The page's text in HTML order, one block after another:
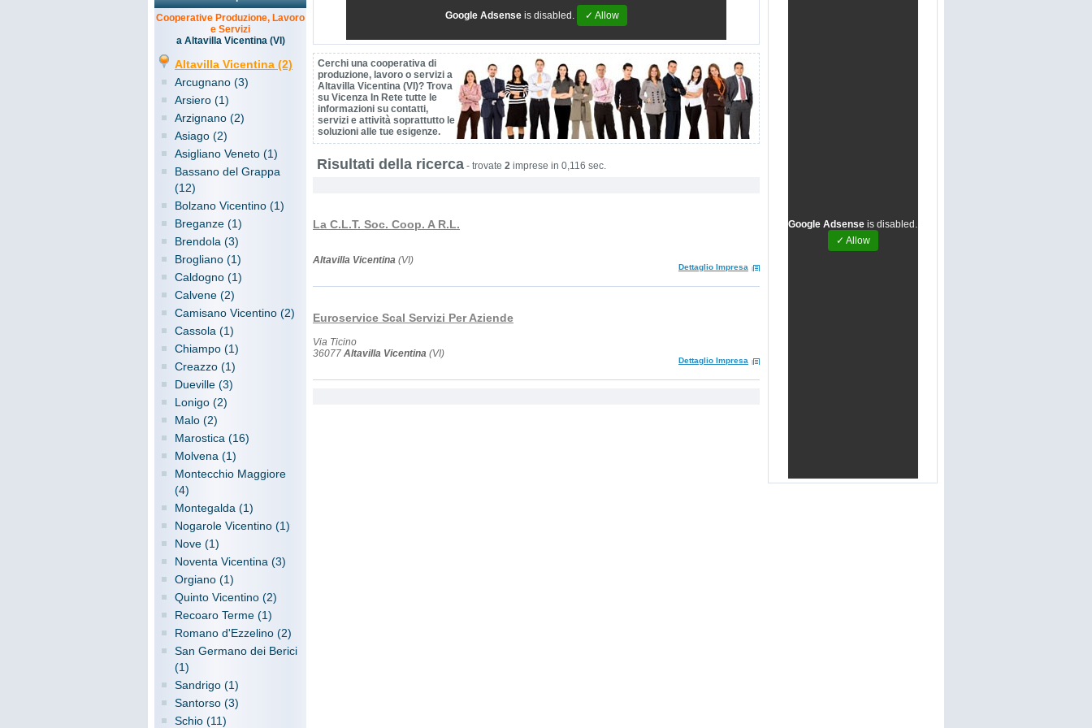
Cooperative Produzione, Lavoro
e Servizi
a Altavilla Vicentina (VI)
Altavilla Vicentina (2)
Arcugnano (3)
Arsiero (1)
Arzignano (2)
Asiago (2)
Asigliano Veneto (1)
Bassano del Grappa
(12)
Bolzano Vicentino (1)
Breganze (1)
Brendola (3)
Brogliano (1)
Caldogno (1)
Calvene (2)
Camisano Vicentino (2)
Cassola (1)
Chiampo (1)
Creazzo (1)
Dueville (3)
Lonigo (2)
Malo (2)
Marostica (16)
Molvena (1)
Montecchio Maggiore
(4)
Montegalda (1)
Nogarole Vicentino (1)
Nove (1)
Noventa Vicentina (3)
Orgiano (1)
Quinto Vicentino (2)
Recoaro Terme (1)
Romano d'Ezzelino (2)
San Germano dei Berici
(1)
Sandrigo (1)
Santorso (3)
Schio (11)
Google Adsense is disabled. ✓ Allow
Cerchi una cooperativa di
produzione, lavoro o servizi a
Altavilla Vicentina (VI)? Trova
su Vicenza In Rete tutte le
informazioni su contatti,
servizi e attività soprattutto le
soluzioni alle tue esigenze.
Risultati della ricerca - trovate 2 imprese in 0,116 sec.
La C.L.T. Soc. Coop. A R.L.
Altavilla Vicentina (VI)
Dettaglio Impresa
Euroservice Scal Servizi Per Aziende
Via Ticino
36077 Altavilla Vicentina (VI)
Dettaglio Impresa
Google Adsense is disabled.
✓ Allow